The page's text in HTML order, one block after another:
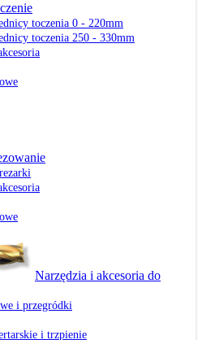
toczenia 0 - 220mm
toczenia 250 - 330mm
Narzędzia i akcesoria do
i przegródki
i trzpienie